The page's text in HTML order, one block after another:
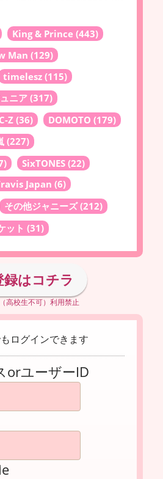
King & Prince (443)
Man (129)
timelesz (115)
ニア (317)
Z (36) DOMOTO (179)
(227)
SixTONES (22)
Japan (6)
その他ジャニーズ(212)
ット (31)
録はコチラ
高校生不可）利用禁止
ログインできます
orユーザーID